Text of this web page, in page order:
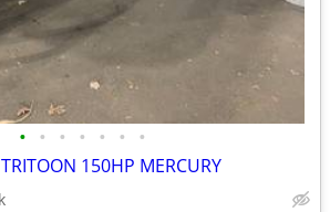
• • • • • • •
150HP MERCURY